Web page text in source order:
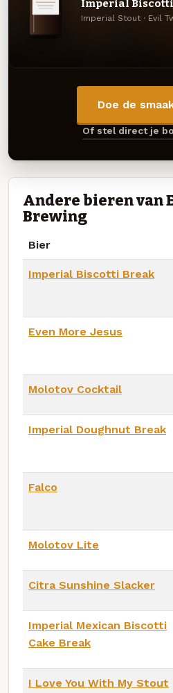
Imperial
Imperial Stout · Evil
Doe de
Of stel direct je
Andere bieren van
Brewing
Bier
Imperial Biscotti Break
Even More Jesus
Molotov Cocktail
Imperial Doughnut Break
Falco
Molotov Lite
Citra Sunshine Slacker
Imperial Mexican Biscotti
Cake Break
I Love You With My Stout